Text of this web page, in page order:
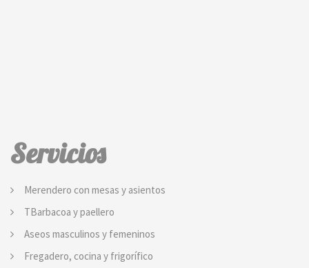
Servicios
Merendero con mesas y asientos
TBarbacoa y paellero
Aseos masculinos y femeninos
Fregadero, cocina y frigorífico